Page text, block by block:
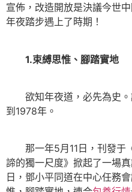
宣佈，改造開放是決議今世
年夜踏步遇上了時期！
1.束縛思惟、腳踏實地
欲知年夜道，必先為史。
到1978年。
那一年5月11日，刊發于
諦的獨一尺度》掀起了一場
日，鄧小平同道在中心任務